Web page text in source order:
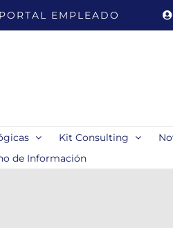
PORTAL EMPLEADO
Kit Consulting
de Información